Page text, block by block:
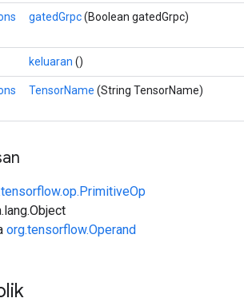
gatedGrpc(Boolean gatedGrpc)
keluaran ()
TensorName (String TensorName)
org.tensorflow.Operand